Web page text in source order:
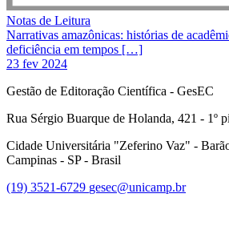
Notas de Leitura
Narrativas amazônicas: histórias de
deficiência em tempos […]
23 fev 2024
Gestão de Editoração Científica - GesEC
Rua Sérgio Buarque de Holanda, 421 - 1º
Cidade Universitária "Zeferino Vaz" -
Campinas - SP - Brasil
(19) 3521-6729 gesec@unicamp.br